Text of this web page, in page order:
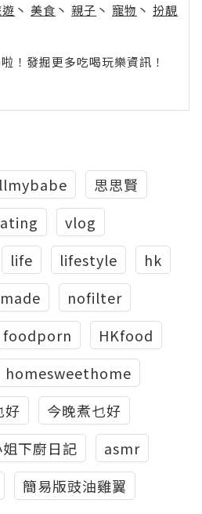
丶 美食 丶 親子 丶 寵物 丶 扮靚
！發掘更多吃喝玩樂資訊！
思思賢
vlog
life lifestyle
hk
nofilter
foodporn
HKfood
homesweethome
好
今晚煮乜好
下廚日記
asmr
簡易版豉油雞翼